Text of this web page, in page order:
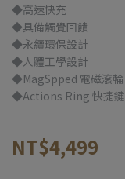
◆高速快充
◆具備觸覺回饋
◆永續環保設計
◆人體工學設計
◆MagSpped 電磁滾輪
◆Actions Ring 快捷鍵
NT$4,499